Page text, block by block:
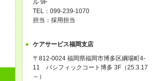
ル 9F
TEL：099-239-1070
担当：採用担当
ケアサービス福岡支店
〒812-0024 福岡県福岡市博多区綱場町4-
11 パシフィックコート博多 3F（25.3.17
～）